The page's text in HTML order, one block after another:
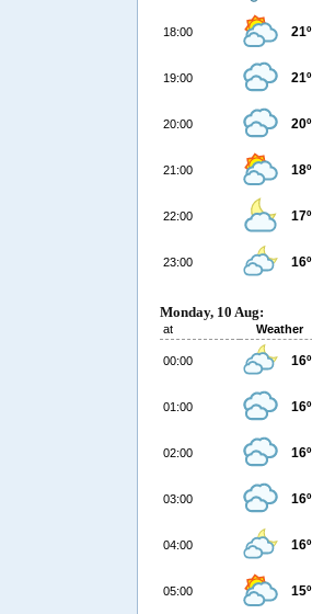
18:00 21º
19:00 21º
20:00 20º
21:00 18º
22:00 17º
23:00 16º
Monday, 10 Aug:
at Weather
00:00 16º
01:00 16º
02:00 16º
03:00 16º
04:00 16º
05:00 15º